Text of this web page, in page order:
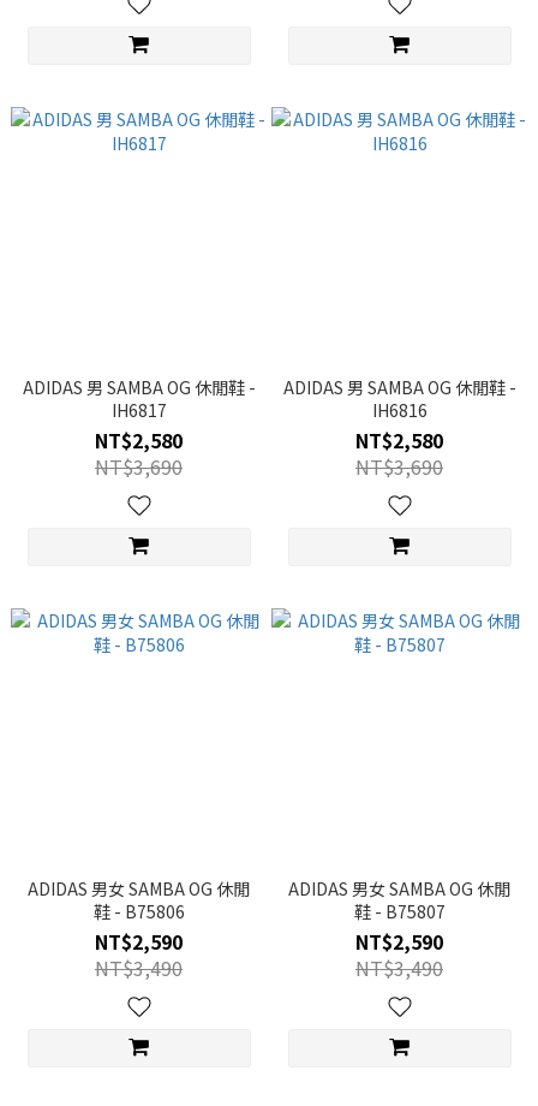
ADIDAS 男 SAMBA OG 休閒鞋 -
IH6817
NT$2,580
NT$3,690
ADIDAS 男 SAMBA OG 休閒鞋 -
IH6816
NT$2,580
NT$3,690
ADIDAS 男女 SAMBA OG 休閒
鞋 - B75806
NT$2,590
NT$3,490
ADIDAS 男女 SAMBA OG 休閒
鞋 - B75807
NT$2,590
NT$3,490